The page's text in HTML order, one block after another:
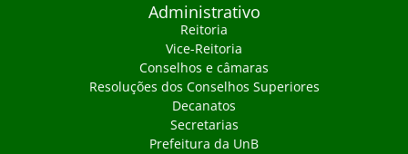
Administrativo
Reitoria
Vice-Reitoria
Conselhos e câmaras
Resoluções dos Conselhos Superiores
Decanatos
Secretarias
Prefeitura da UnB